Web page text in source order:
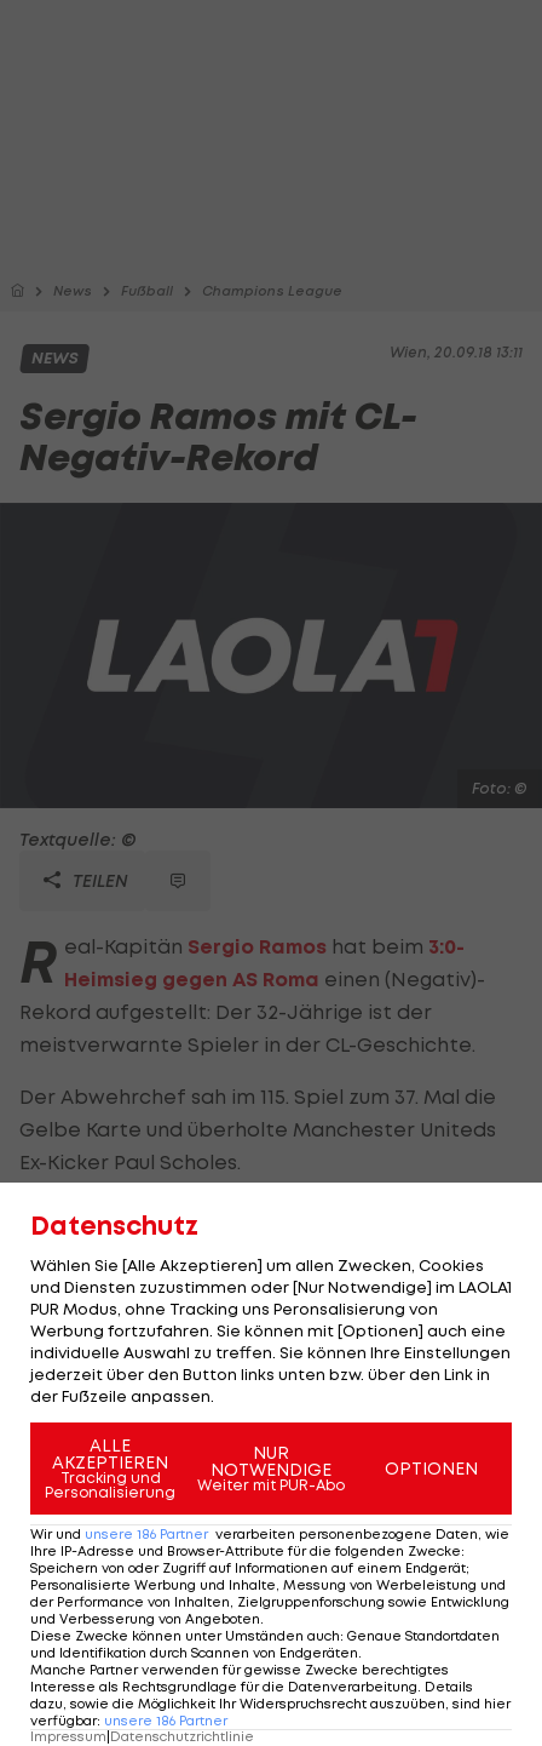
News Fußball Champions League
Wien, 20.09.18 13:11
NEWS
Sergio Ramos mit CL-
Negativ-Rekord
Foto: ©
Textquelle: ©
TEILEN
R eal-Kapitän Sergio Ramos hat beim 3:0-
Heimsieg gegen AS Roma einen (Negativ)-
Rekord aufgestellt: Der 32-Jährige ist der
meistverwarnte Spieler in der CL-Geschichte.
Der Abwehrchef sah im 115. Spiel zum 37. Mal die
Gelbe Karte und überholte Manchester Uniteds
Ex-Kicker Paul Scholes.
Ramos hält auch den Rekord für die meisten
waren es jeweils fünf. 24 Mal wurde er in seiner
Real-Zeit bereits ausgeschlossen, 19 Mal davon in
der spanischen LaLiga.
DAZN überträgt ab dieser Saison die
Champions Leagueund dieEuropaLeague.Starte
JETZT dein Gratis-Monat>>>
Mehr zum Thema
Datenschutz
Wählen Sie [Alle Akzeptieren] um allen Zwecken, Cookies
und Diensten zuzustimmen oder [Nur Notwendige] im LAOLA1
PUR Modus, ohne Tracking uns Peronsalisierung von
Werbung fortzufahren. Sie können mit [Optionen] auch eine
individuelle Auswahl zu treffen. Sie können Ihre Einstellungen
jederzeit über den Button links unten bzw. über den Link in
der Fußzeile anpassen.
ALLE
AKZEPTIEREN
Tracking und
Personalisierung
NUR
NOTWENDIGE
Weiter mit PUR-Abo
OPTIONEN
Wir und unsere 186 Partner verarbeiten personenbezogene Daten, wie
Ihre IP-Adresse und Browser-Attribute für die folgenden Zwecke:
Speichern von oder Zugriff auf Informationen auf einem Endgerät;
Personalisierte Werbung und Inhalte, Messung von Werbeleistung und
der Performance von Inhalten, Zielgruppenforschung sowie Entwicklung
und Verbesserung von Angeboten
Diese Zwecke können unter Umständen auch: Genaue Standortdaten
und Identifikation durch Scannen von Endgeräten
Manche Partner verwenden für gewisse Zwecke berechtigtes
Interesse als Rechtsgrundlage für die Datenverarbeitung. Details
dazu, sowie die Möglichkeit Ihr Widerspruchsrecht auszuüben, sind hier
verfügbar: unsere 186 Partner
Impressum|Datenschutzrichtlinie